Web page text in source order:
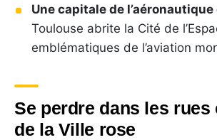
Une capitale de
Toulouse abrite la Cité de
emblématiques de l’aviation
Se perdre dans les rues
de la Ville rose